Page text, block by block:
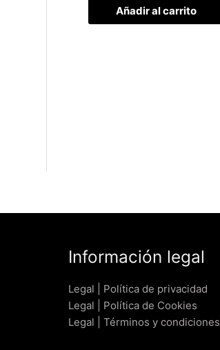
Añadir al carrito
Información legal
Legal | Política de privacidad
Legal | Política de Cookies
Legal | Términos y condiciones